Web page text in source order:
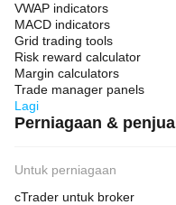
VWAP indicators
MACD indicators
Grid trading tools
Risk reward calculator
Margin calculators
Trade manager panels
Lagi
Perniagaan & penjual
Untuk perniagaan
cTrader untuk broker